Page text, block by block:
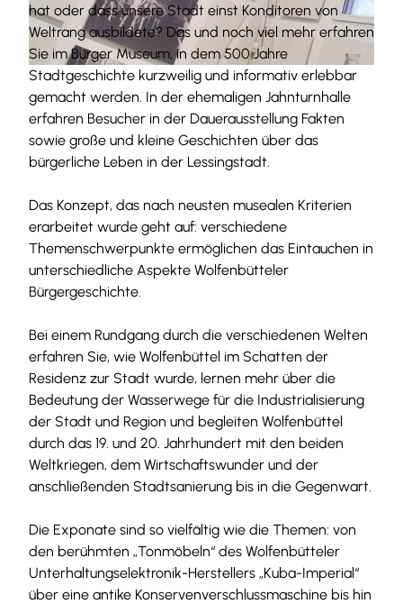
© Björn Reckewell | CC0
hat oder dass unsere Stadt einst Konditoren von
Weltrang ausbildete? Das und noch viel mehr erfahren
Sie im Bürger Museum, in dem 500 Jahre
Stadtgeschichte kurzweilig und informativ erlebbar
gemacht werden. In der ehemaligen Jahnturnhalle
erfahren Besucher in der Dauerausstellung Fakten
sowie große und kleine Geschichten über das
bürgerliche Leben in der Lessingstadt.
Das Konzept, das nach neusten musealen Kriterien
erarbeitet wurde geht auf: verschiedene
Themenschwerpunkte ermöglichen das Eintauchen in
unterschiedliche Aspekte Wolfenbütteler
Bürgergeschichte.
Bei einem Rundgang durch die verschiedenen Welten
erfahren Sie, wie Wolfenbüttel im Schatten der
Residenz zur Stadt wurde, lernen mehr über die
Bedeutung der Wasserwege für die Industrialisierung
der Stadt und Region und begleiten Wolfenbüttel
durch das 19. und 20. Jahrhundert mit den beiden
Weltkriegen, dem Wirtschaftswunder und der
anschließenden Stadtsanierung bis in die Gegenwart.
Die Exponate sind so vielfältig wie die Themen: von
den berühmten „Tonmöbeln“ des Wolfenbütteler
Unterhaltungselektronik-Herstellers „Kuba-Imperial“
über eine antike Konservenverschlussmaschine bis hin